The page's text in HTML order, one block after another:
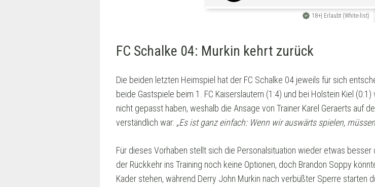
18+| Erlaubt (White-list)
FC Schalke 04: Murkin kehrt zurück
Die beiden letzten Heimspiel hat der FC Schalke 04 jeweils für sich
beide Gastspiele beim 1. FC Kaiserslautern (1:4) und bei Holstein Kiel
nicht gepasst haben, weshalb die Ansage von Trainer Karel Geraerts auf
verständlich war: „Es ist ganz einfach: Wenn wir auswärts spielen,
Für dieses Vorhaben stellt sich die Personalsituation wieder etwas
der Rückkehr ins Training noch keine Optionen, doch Brandon Soppy
Kader stehen, während Derry John Murkin nach verbüßter Sperre starten